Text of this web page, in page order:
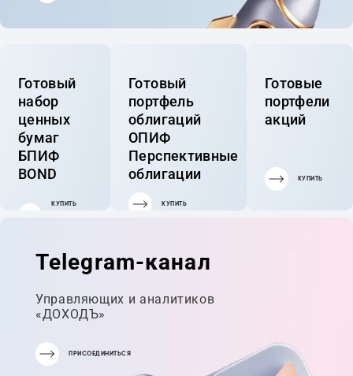
Готовый
набор
ценных
бумаг
БПИФ
BOND
КУПИТЬ
Готовый
портфель
облигаций
ОПИФ
Перспективные
облигации
КУПИТЬ
Готовые
портфели
акций
КУПИТЬ
Telegram-канал
Управляющих и аналитиков
«ДОХОДЪ»
ПРИСОЕДИНИТЬСЯ